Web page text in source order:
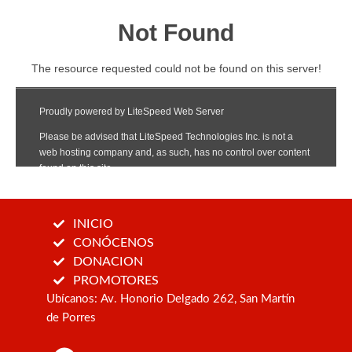
INICIO
CONÓCENOS
DONACION
PROMOTORES
Ubícanos: Av. Honorio Delgado 262, San Martín
de Porres